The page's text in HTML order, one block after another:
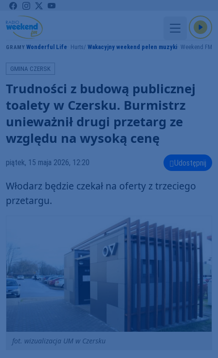
GRAMY Wonderful Life Hurts Wakacyjny weekend pełen muzyki Weekend FM
GMINA CZERSK
Trudności z budową publicznej
toalety w Czersku. Burmistrz
unieważnił drugi przetarg ze
względu na wysoką cenę
piątek, 15 maja 2026, 12:20 Udostępnij
Włodarz będzie czekał na oferty z trzeciego
przetargu.
fot. wizualizacja UM w Czersku